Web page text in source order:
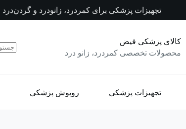
تجهیزات پزشکی برای کمردرد، زانودرد و گردن‌درد
کالای پزشکی فیض
محصولات تخصصی کمردرد، زانو درد
تجهیزات پزشکی روپوش پزشکی